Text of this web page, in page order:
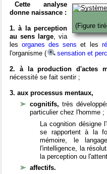
(Figure
Cette analyse
donne naissance :
1. à la perception
au sens large, via
lesorganes des sens et les
l'organisme (
sensation et
2. à la production d'actes
nécessité se fait sentir ;
3. aux processus mentaux,
cognitifs,très
particulier chez l'homme ;
La cognition désigne
se rapportent à la
mémoire, le
l'intelligence, la
la perception ou
affectifs.